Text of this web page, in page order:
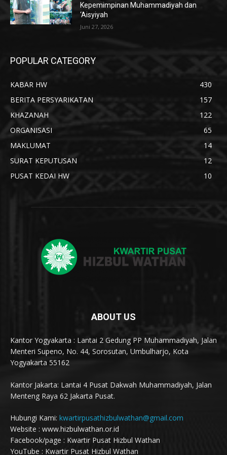
Kepemimpinan Muhammadiyah dan
‘Aisyiyah
Juni 27, 2026
POPULAR CATEGORY
KABAR HW
430
BERITA PERSYARIKATAN
157
KHAZANAH
122
ORGANISASI
65
MAKLUMAT
14
SURAT KEPUTUSAN
12
PUSAT KEDAI HW
10
ABOUT US
Kantor Yogyakarta : Lantai 2 Gedung PP Muhammadiyah, Jalan
Menteri Supeno, No. 44, Sorosutan, Umbulharjo, Kota
Yogyakarta 55162
Kantor Jakarta: Lantai 4 Pusat Dakwah Muhammadiyah, Jalan
Menteng Raya 62 Jakarta Pusat.
Hubungi Kami: kwartirpusathizbulwathan@gmail.com
Website : www.hizbulwathan.or.id
Facebook/page : Kwartir Pusat Hizbul Wathan
YouTube : Kwartir Pusat Hizbul Wathan